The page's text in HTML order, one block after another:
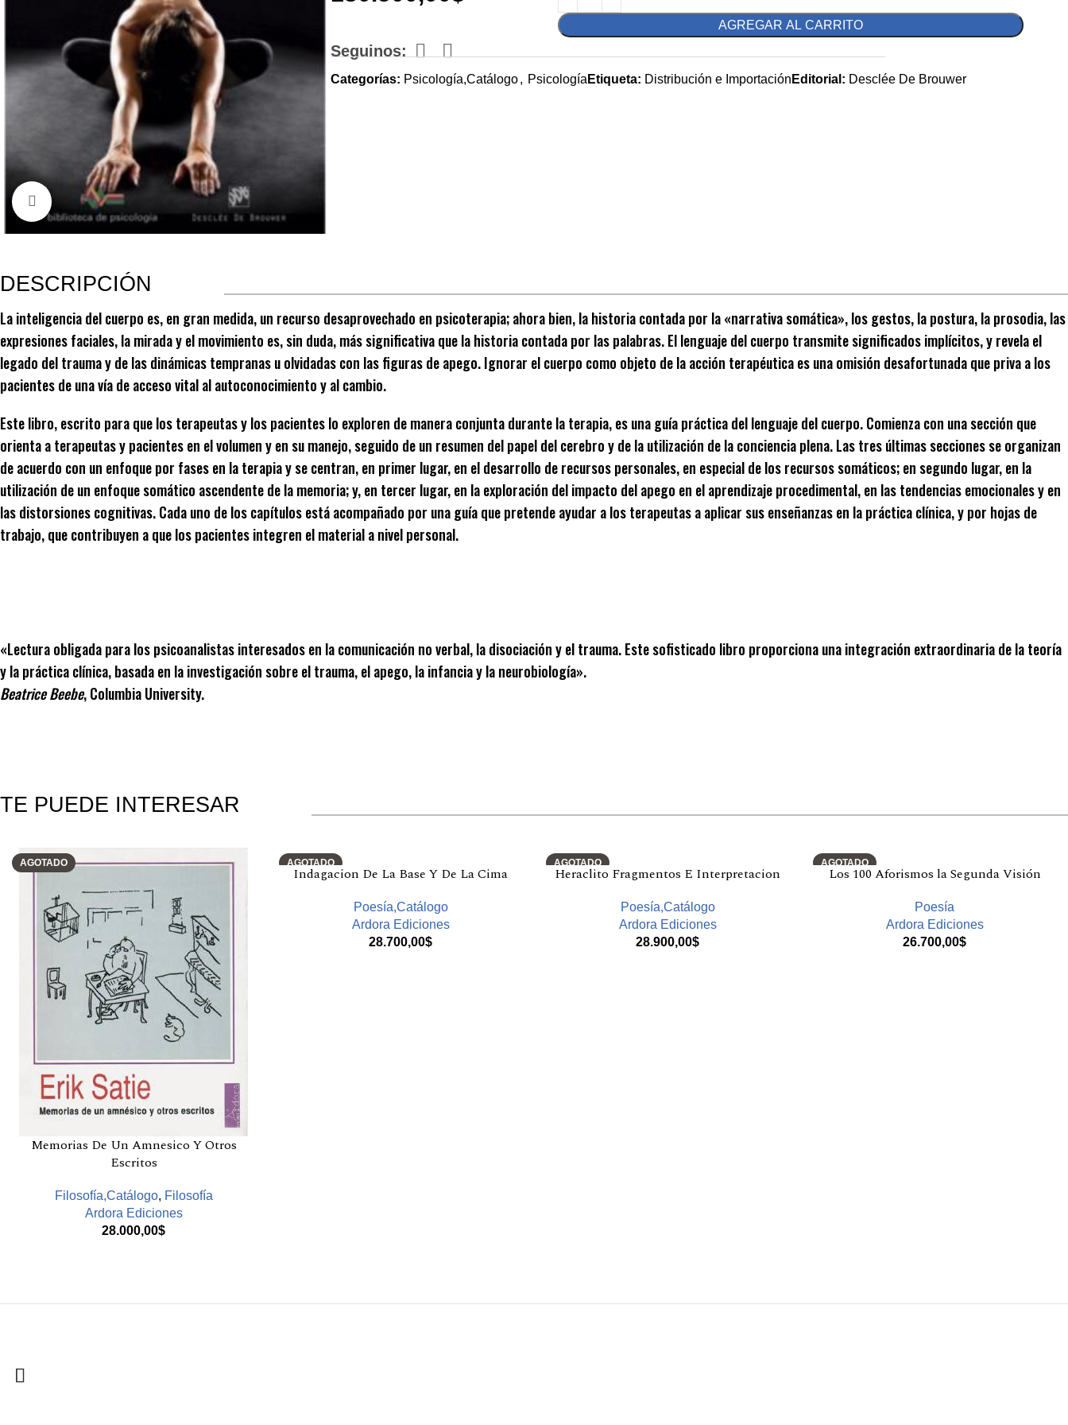
Click to enlarge
AGREGAR AL CARRITO
Seguinos:
Categorías: Psicología,Catálogo, Psicología Etiqueta: Distribución e Importación Editorial: Desclée De Brouwer
DESCRIPCIÓN
La inteligencia del cuerpo es, en gran medida, un recurso desaprovechado en psicoterapia; ahora bien, la historia contada por la «narrativa somática», los gestos, la postura, la prosodia, las
expresiones faciales, la mirada y el movimiento es, sin duda, más significativa que la historia contada por las palabras. El lenguaje del cuerpo transmite significados implícitos, y revela el
legado del trauma y de las dinámicas tempranas u olvidadas con las figuras de apego. Ignorar el cuerpo como objeto de la acción terapéutica es una omisión desafortunada que priva a los
pacientes de una vía de acceso vital al autoconocimiento y al cambio.
Este libro, escrito para que los terapeutas y los pacientes lo exploren de manera conjunta durante la terapia, es una guía práctica del lenguaje del cuerpo. Comienza con una sección que
orienta a terapeutas y pacientes en el volumen y en su manejo, seguido de un resumen del papel del cerebro y de la utilización de la conciencia plena. Las tres últimas secciones se organizan
de acuerdo con un enfoque por fases en la terapia y se centran, en primer lugar, en el desarrollo de recursos personales, en especial de los recursos somáticos; en segundo lugar, en la
utilización de un enfoque somático ascendente de la memoria; y, en tercer lugar, en la exploración del impacto del apego en el aprendizaje procedimental, en las tendencias emocionales y en
las distorsiones cognitivas. Cada uno de los capítulos está acompañado por una guía que pretende ayudar a los terapeutas a aplicar sus enseñanzas en la práctica clínica, y por hojas de
trabajo, que contribuyen a que los pacientes integren el material a nivel personal.
«Lectura obligada para los psicoanalistas interesados en la comunicación no verbal, la disociación y el trauma. Este sofisticado libro proporciona una integración extraordinaria de la teoría
y la práctica clínica, basada en la investigación sobre el trauma, el apego, la infancia y la neurobiología».
Beatrice Beebe, Columbia University.
TE PUEDE INTERESAR
AGOTADO
Memorias De Un Amnesico Y Otros
Escritos
Filosofía,Catálogo, Filosofía
Ardora Ediciones
28.000,00$
AGOTADO
Indagacion De La Base Y De La Cima
Poesía,Catálogo
Ardora Ediciones
28.700,00$
AGOTADO
Heraclito Fragmentos E Interpretacion
Poesía,Catálogo
Ardora Ediciones
28.900,00$
AGOTADO
Los 100 Aforismos la Segunda Visión
Poesía
Ardora Ediciones
26.700,00$